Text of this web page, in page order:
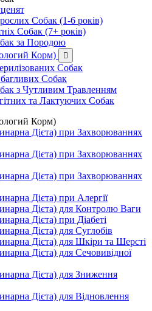
Собак (1-6 років)
Собак (7+ років)
за Породою
Корм)

Собак
Собак
з Чутливим Травленням
та Лактуючих Собак
Корм)
Дієта) при Захворюваннях
Дієта) при Захворюваннях
Дієта) при Захворюваннях
Дієта) при Алергії
Дієта) для Контролю Ваги
Дієта) при Діабеті
Дієта) для Суглобів
Дієта) для Шкіри та Шерсті
Дієта) для Сечовивідної
Дієта) для Зниження
Дієта) для Відновлення